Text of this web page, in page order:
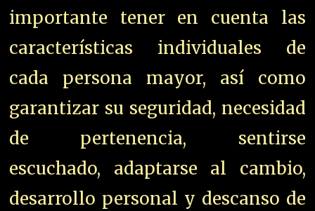
importante tener en cuenta las
características individuales de
cada persona mayor, así como
garantizar su seguridad, necesidad
de pertenencia, sentirse
escuchado, adaptarse al cambio,
desarrollo personal y descanso de